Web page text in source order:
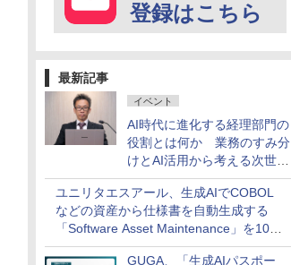
登録はこちら
最新記事
イベント
AI時代に進化する経理部門の
役割とは何か 業務のすみ分
けとAI活用から考える次世代
ファイナンス戦略
ユニリタエスアール、生成AIでCOBOL
などの資産から仕様書を自動生成する
「Software Asset Maintenance」を10月
に発売
GUGA、「生成AIパスポー